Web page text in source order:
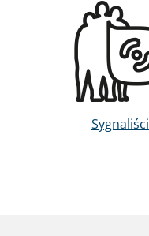
Obraz
Sygnaliści